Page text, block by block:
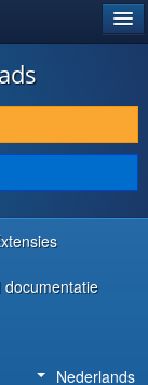
documentatie
Nederlands